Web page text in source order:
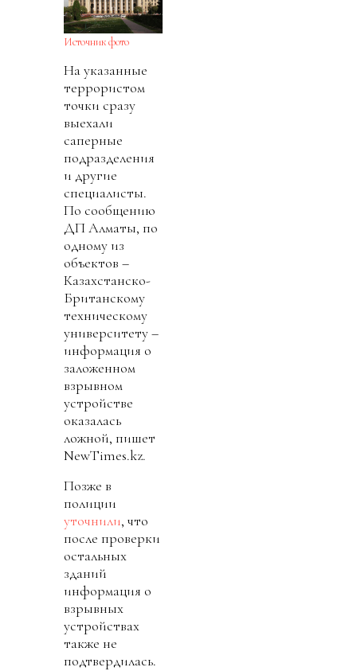
Источник фото
На указанные
террористом
точки сразу
выехали
саперные
подразделения
и другие
специалисты.
По сообщению
ДП Алматы, по
одному из
объектов –
Казахстанско-
Британскому
техническому
университету –
информация о
заложенном
взрывном
устройстве
оказалась
ложной, пишет
NewTimes.kz.
Позже в
полиции
уточнили, что
после проверки
остальных
зданий
информация о
взрывных
устройствах
также не
подтвердилась.